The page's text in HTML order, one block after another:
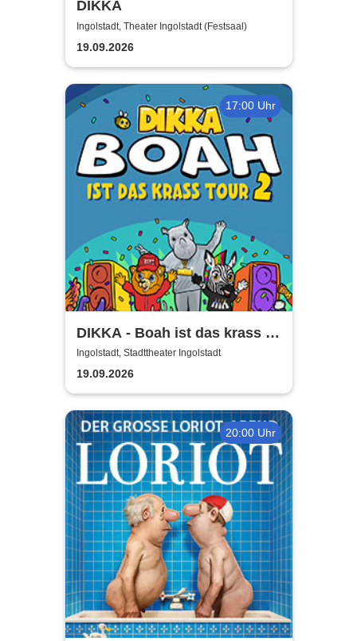
DIKKA
Ingolstadt, Theater Ingolstadt (Festsaal)
19.09.2026
17:00 Uhr
DIKKA - Boah ist das krass -
Tour 2026
Ingolstadt, Stadttheater Ingolstadt
19.09.2026
20:00 Uhr